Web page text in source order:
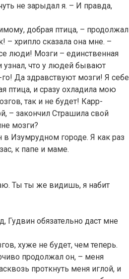
не зарыдал я. – И правда,
добрая птица, – продолжал
– хрипло сказала она мне. –
люди! Мозги – единственная
узнал, что у людей бывают
го! Да здравствуют мозги! Я себе
птица, и сразу охладила мою
так и не будет! Карр-
– закончил Страшила свой
мозги?
в Изумрудном городе. Я как раз
к папе и маме.
Ты ты же видишь, я набит
Гудвин обязательно даст мне
хуже не будет, чем теперь.
продолжал он, – меня
проткнуть меня иглой, и